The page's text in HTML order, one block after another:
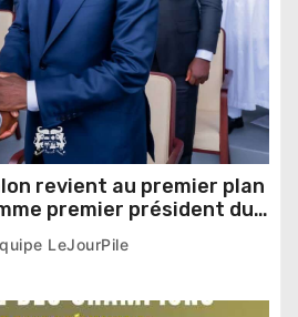
revient au premier plan
premier président du
LeJourPile